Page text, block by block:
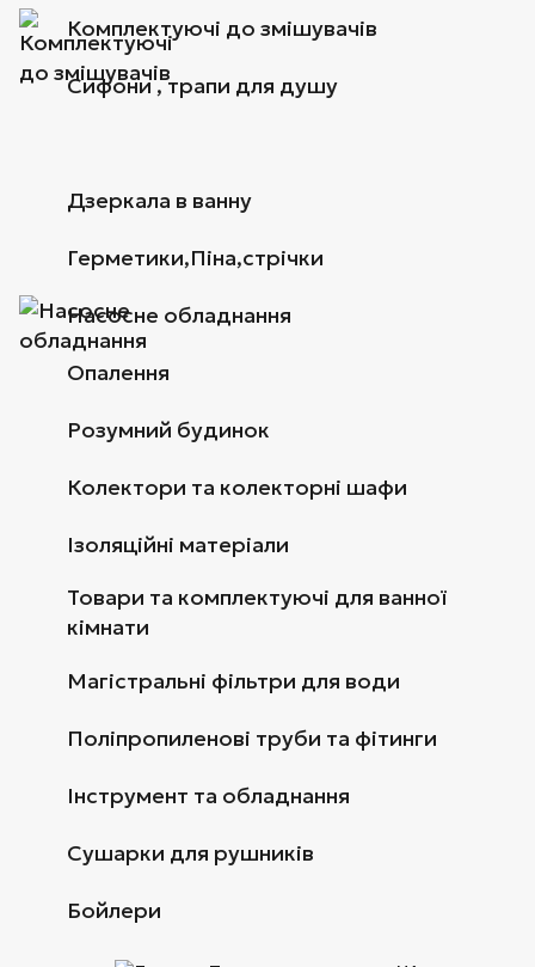
Комплектуючі до змішувачів
Сифони , трапи для душу
Дзеркала в ванну
Герметики,Піна,стрічки
Насосне обладнання
Опалення
Розумний будинок
Колектори та колекторні шафи
Ізоляційні матеріали
Товари та комплектуючі для ванної
кімнати
Магістральні фільтри для води
Поліпропиленові труби та фітинги
Інструмент та обладнання
Сушарки для рушників
Бойлери